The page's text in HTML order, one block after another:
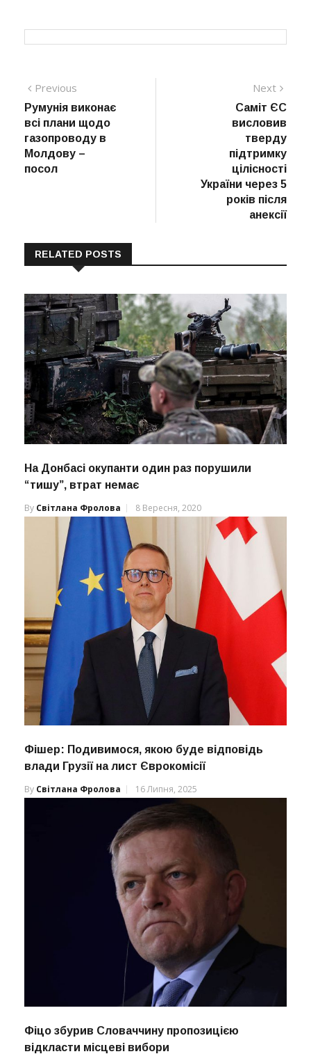
Навігація
записів
Previous
post:
Румунія виконає
всі плани щодо
газопроводу в
Молдову –
посол
Next
post:
Саміт ЄС
висловив
тверду
підтримку
цілісності
України через 5
років після
анексії
RELATED POSTS
На Донбасі окупанти один раз порушили
“тишу”, втрат немає
By Світлана Фролова 8 Вересня, 2020
Фішер: Подивимося, якою буде відповідь
влади Грузії на лист Єврокомісії
By Світлана Фролова 16 Липня, 2025
Фіцо збурив Словаччину пропозицією
відкласти місцеві вибори